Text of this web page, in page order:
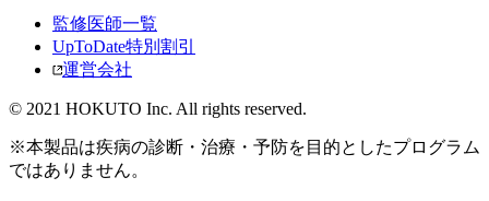
監修医師一覧
UpToDate特別割引
運営会社
© 2021 HOKUTO Inc. All rights reserved.
※本製品は疾病の診断・治療・予防を目的としたプログラム
ではありません。